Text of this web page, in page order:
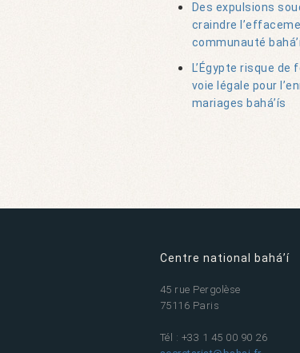
Des expulsions
craindre
communauté
L’Égypte risque de
voie légale pour
mariages bahá’ís
Centre national bahá’í
45 rue Pergolèse
75116 Paris
Tél : +33 1 45 00 90 26